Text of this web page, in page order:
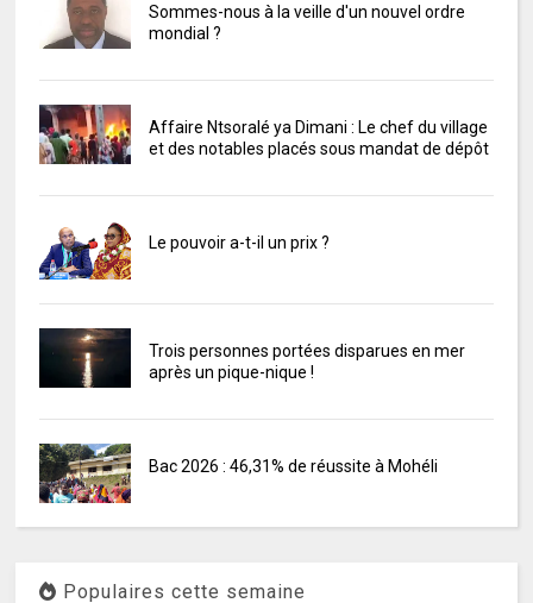
Sommes-nous à la veille d'un nouvel ordre
mondial ?
Affaire Ntsoralé ya Dimani : Le chef du village
et des notables placés sous mandat de dépôt
Le pouvoir a-t-il un prix ?
Trois personnes portées disparues en mer
après un pique-nique !
Bac 2026 : 46,31% de réussite à Mohéli
Populaires cette semaine